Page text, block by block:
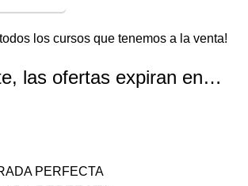
los cursos que tenemos a la venta!
las ofertas expiran en…